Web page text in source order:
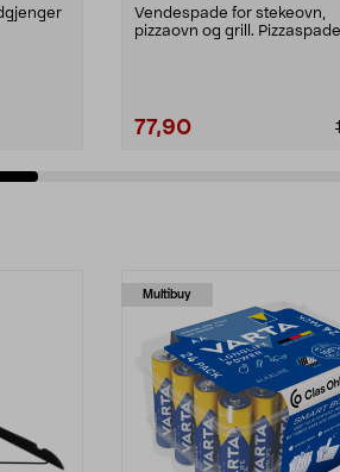
Vendespade for stekeovn,
pizzaovn og grill.
77,90
Multibuy